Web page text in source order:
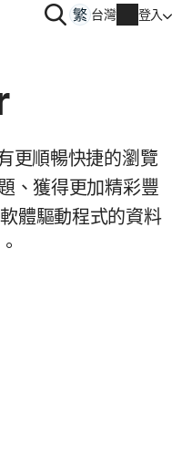
尋
台灣 登入
帳戶資訊
帳單資訊
更順暢快捷的瀏覽
、獲得更加精彩豐
體驅動程式的資料